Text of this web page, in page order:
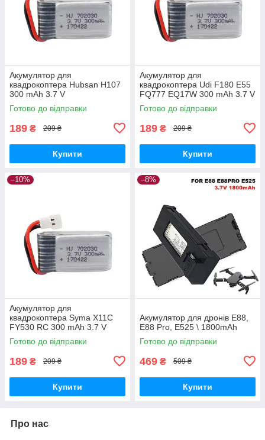
Акумулятор для
квадрокоптера Hubsan H107
300 mAh 3.7 V
Готово до відправки
189 ₴ 209 ₴
Купити
Акумулятор для
квадрокоптера Udi F180 E55
FQ777 EQ17W 300 mAh 3.7 V
Готово до відправки
189 ₴ 209 ₴
Купити
–10%
Акумулятор для
квадрокоптера Syma X11C
FY530 RC 300 mAh 3.7 V
Готово до відправки
189 ₴ 209 ₴
Купити
–8%
Акумулятор для дронів E88,
Е88 Pro, E525 \ 1800mAh
Готово до відправки
469 ₴ 509 ₴
Купити
Про нас